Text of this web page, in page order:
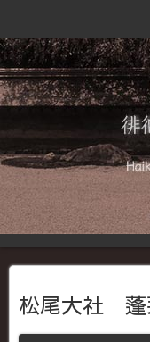
松尾大社 蓬